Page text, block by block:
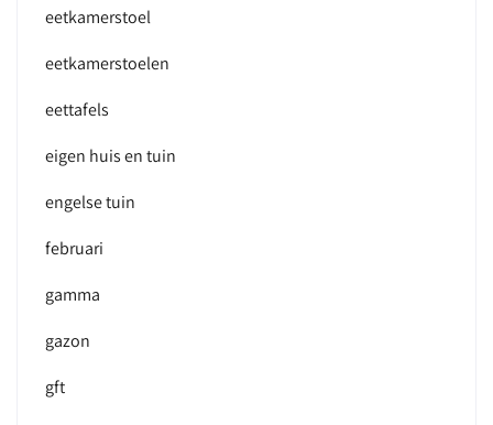
eetkamerstoel
eetkamerstoelen
eettafels
eigen huis en tuin
engelse tuin
februari
gamma
gazon
gft